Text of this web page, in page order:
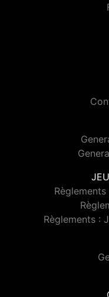
Règlements :